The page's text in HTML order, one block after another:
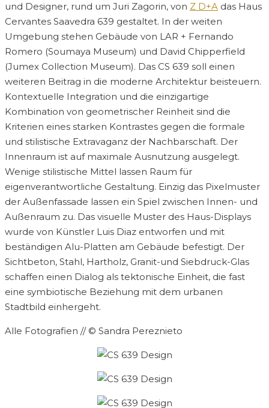
und Designer, rund um Juri Zagorin, von Z D+A das Haus
Cervantes Saavedra 639 gestaltet. In der weiten
Umgebung stehen Gebäude von LAR + Fernando
Romero (Soumaya Museum) und David Chipperfield
(Jumex Collection Museum). Das CS 639 soll einen
weiteren Beitrag in die moderne Architektur beisteuern.
Kontextuelle Integration und die einzigartige
Kombination von geometrischer Reinheit sind die
Kriterien eines starken Kontrastes gegen die formale
und stilistische Extravaganz der Nachbarschaft. Der
Innenraum ist auf maximale Ausnutzung ausgelegt.
Wenige stilistische Mittel lassen Raum für
eigenverantwortliche Gestaltung. Einzig das Pixelmuster
der Außenfassade lassen ein Spiel zwischen Innen- und
Außenraum zu. Das visuelle Muster des Haus-Displays
wurde von Künstler Luis Diaz entworfen und mit
beständigen Alu-Platten am Gebäude befestigt. Der
Sichtbeton, Stahl, Hartholz, Granit-und Siebdruck-Glas
schaffen einen Dialog als tektonische Einheit, die fast
eine symbiotische Beziehung mit dem urbanen
Stadtbild einhergeht.
Alle Fotografien // © Sandra Pereznieto